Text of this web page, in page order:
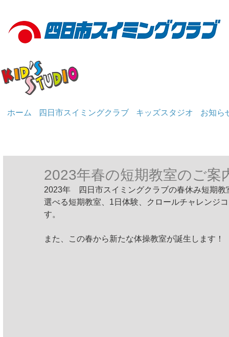
ホーム 四日市スイミングクラブ キッズスタジオ お知ら
2023年春の短期教室のご案
2023年　四日市スイミングクラブの春休み短期教
選べる短期教室、1日体験、クロールチャレンジ
す。
また、この春から新たな体操教室が誕生します！